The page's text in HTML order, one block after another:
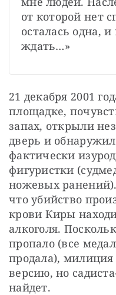
от которой нет
осталась одна,
ждать…»
21 декабря 2001
площадке,
запах, открыли
дверь и
фактически
фигуристки
ножевых ранений).
что убийство
крови Киры
алкоголя.
пропало (все
продала), милиция
версию, но
найдет.